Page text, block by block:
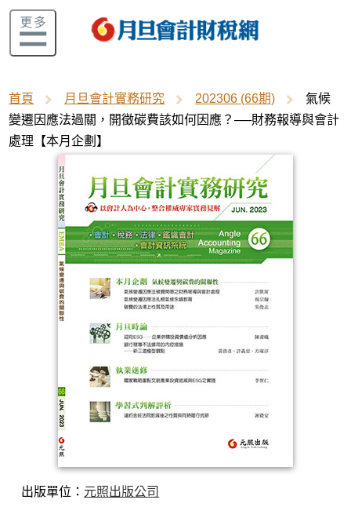
首頁 月旦會計實務研究 202306 (66期)
氣候
變遷因應法過關，開徵碳費該如何因應？──財務報導與會計
處理【本月企劃】
出版單位： 元照出版公司